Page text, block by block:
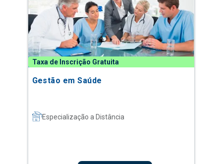
Taxa de Inscrição Gratuita
Gestão em Saúde
Especialização a Distância